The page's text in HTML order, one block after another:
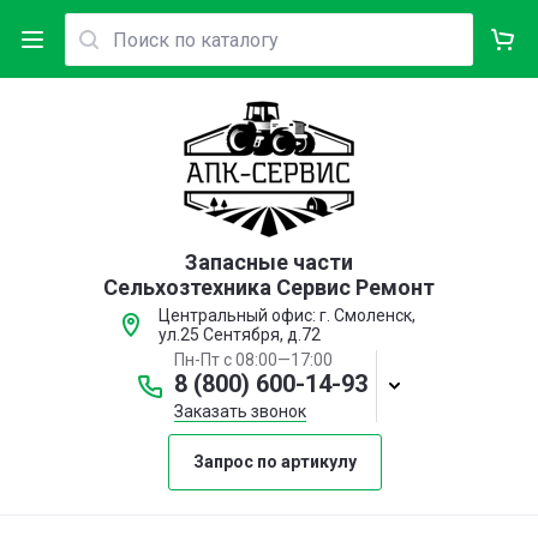
Запасные части
Сельхозтехника Сервис Ремонт
Центральный офис: г. Смоленск,
ул.25 Сентября, д.72
Пн-Пт с 08:00—17:00
8 (800) 600-14-93
Заказать звонок
Запрос по артикулу